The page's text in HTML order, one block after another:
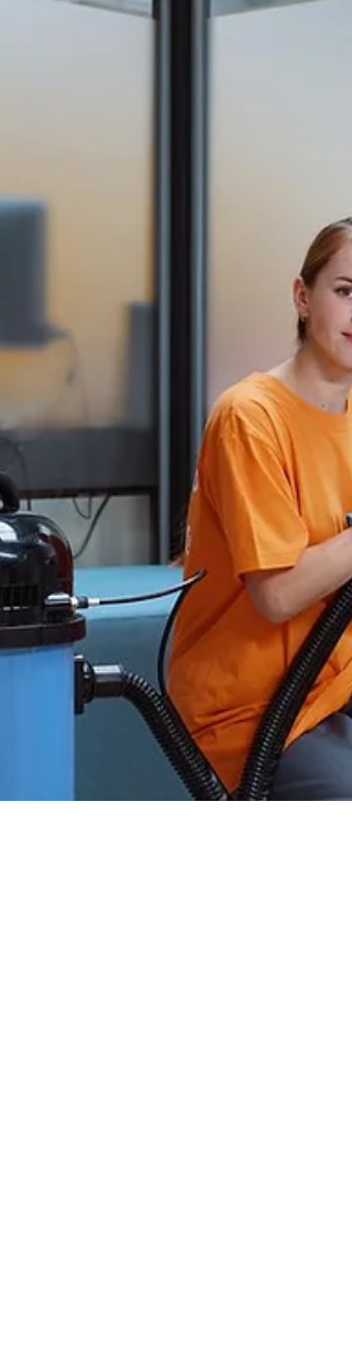
higiéniájára is figyelmet fordítanak. Egy autó belső
ételmaradék, kiömlött ital, izzadság, állatszőr, pollen,
rakódhatnak le az anyagokban. A probléma az,
az autó kárpit nemcsak a felszínen koszolódik. A
szálai közé mél